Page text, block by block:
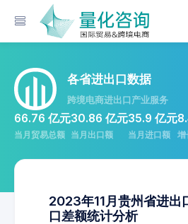
各省进出口数据
跨境电商进出口产业服务
66.76 亿元
当月贸易总额
30.86 亿元
当月出口额
35.9 亿元
当月进口额 增
2023年11月贵州省进出
口差额统计分析